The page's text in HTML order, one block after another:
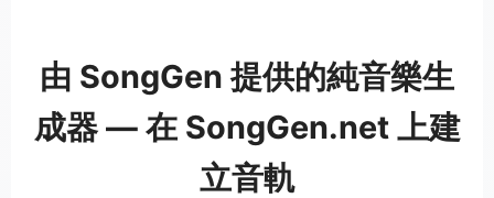
由 SongGen 提供的純音樂生
成器 — 在 SongGen.net 上建
立音軌